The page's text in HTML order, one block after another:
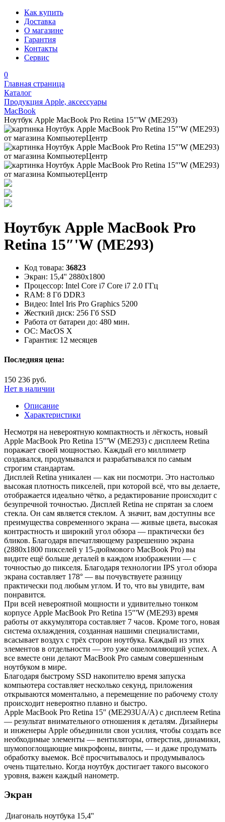
Как купить
Доставка
О магазине
Гарантия
Контакты
Сервис
0
Главная страница
Каталог
Продукция Apple, аксессуары
MacBook
Ноутбук Apple MacBook Pro Retina 15″'W (ME293)
Ноутбук Apple MacBook Pro
Retina 15″'W (ME293)
Код товара: 36823
Экран: 15,4'' 2880x1800
Процессор: Intel Core i7 Core i7 2.0 ГГц
RAM: 8 Гб DDR3
Видео: Intel Iris Pro Graphics 5200
Жесткий диск: 256 Гб SSD
Работа от батареи до: 480 мин.
ОС: MacOS X
Гарантия: 12 месяцев
Последняя цена:
150 236 руб.
Нет в наличии
Описание
Характеристики
Несмотря на невероятную компактность и лёгкость, новый
Apple MacBook Pro Retina 15″'W (ME293) с дисплеем Retina
поражает своей мощностью. Каждый его миллиметр
создавался, продумывался и разрабатывался по самым
строгим стандартам.
Дисплей Retina уникален — как ни посмотри. Это настолько
высокая плотность пикселей, при которой всё, что вы делаете,
отображается идеально чётко, а редактирование происходит с
безупречной точностью. Дисплей Retina не спрятан за слоем
стекла. Он сам является стеклом. А значит, вам доступны все
преимущества современного экрана — живые цвета, высокая
контрастность и широкий угол обзора — практически без
бликов. Благодаря впечатляющему разрешению экрана
(2880x1800 пикселей у 15-дюймового MacBook Pro) вы
видите ещё больше деталей в каждом изображении — с
точностью до пикселя. Благодаря технологии IPS угол обзора
экрана составляет 178° — вы почувствуете разницу
практически под любым углом. И то, что вы увидите, вам
понравится.
При всей невероятной мощности и удивительно тонком
корпусе Apple MacBook Pro Retina 15″'W (ME293) время
работы от аккумулятора составляет 7 часов. Кроме того, новая
система охлаждения, созданная нашими специалистами,
всасывает воздух с трёх сторон ноутбука. Каждый из этих
элементов в отдельности — это уже ошеломляющий успех. А
все вместе они делают MacBook Pro самым совершенным
ноутбуком в мире.
Благодаря быстрому SSD накопителю время запуска
компьютера составляет несколько секунд, приложения
открываются моментально, а перемещение по рабочему столу
происходит невероятно плавно и быстро.
Apple MacBook Pro Retina 15" (ME293UA/A) с дисплеем Retina
— результат внимательного отношения к деталям. Дизайнеры
и инженеры Apple объединили свои усилия, чтобы создать все
необходимые элементы — вентиляторы, отверстия, динамики,
шумопоглощающие микрофоны, винты, — и даже продумать
обработку выемок. Всё просчитывалось и продумывалось
очень тщательно. Когда ноутбук достигает такого высокого
уровня, важен каждый нанометр.
Экран
Диагональ ноутбука 15,4''